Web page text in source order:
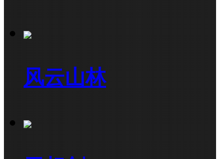
风云山林